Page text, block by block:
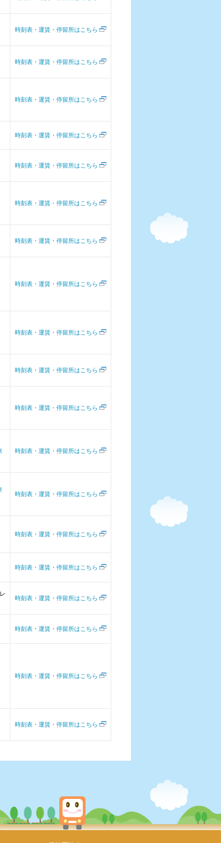
時刻表・運賃・停留所はこちら
時刻表・運賃・停留所はこちら
時刻表・運賃・停留所はこちら
時刻表・運賃・停留所はこちら
時刻表・運賃・停留所はこちら
時刻表・運賃・停留所はこちら
時刻表・運賃・停留所はこちら
時刻表・運賃・停留所はこちら
時刻表・運賃・停留所はこちら
時刻表・運賃・停留所はこちら
時刻表・運賃・停留所はこちら
時刻表・運賃・停留所はこちら
時刻表・運賃・停留所はこちら
時刻表・運賃・停留所はこちら
時刻表・運賃・停留所はこちら
時刻表・運賃・停留所はこちら
時刻表・運賃・停留所はこちら
時刻表・運賃・停留所はこちら
時刻表・運賃・停留所はこちら